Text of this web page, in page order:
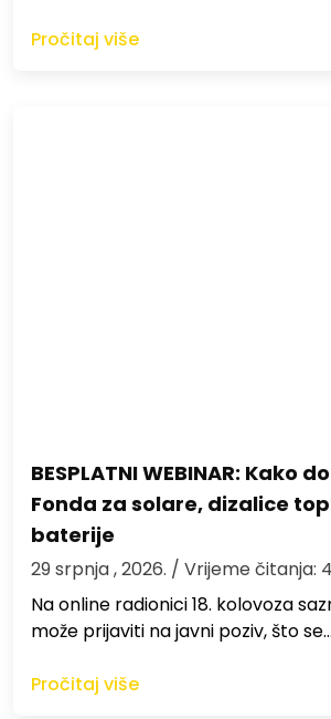
Pročitaj više
BESPLATNI WEBINAR: Kako
Fonda za solare, dizalice
baterije
29 srpnja , 2026. / Vrijeme čitanja:
Na online radionici 18. kolovoza
može prijaviti na javni poziv, što se…
Pročitaj više